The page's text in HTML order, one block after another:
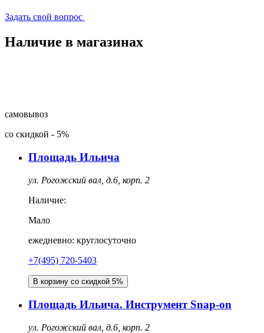
Задать свой вопрос
Наличие в магазинах
самовывоз
со скидкой - 5%
Площадь Ильича
ул. Рогожский вал, д.6, корп. 2
Наличие:
Мало
ежедневно: круглосуточно
+7(495) 720-5403
В корзину со скидкой 5%
Площадь Ильича. Инструмент Snap-on
ул. Рогожский вал, д.6, корп. 2